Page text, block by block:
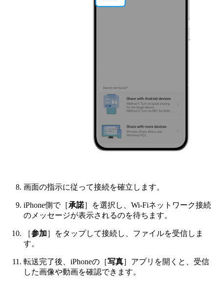
画面の指示に従って接続を確立します。
iPhone側で［承諾］を選択し、Wi-Fiネットワーク接続
のメッセージが表示されるのを待ちます。
［参加］をタップして接続し、ファイルを受信しま
す。
転送完了後、iPhoneの［写真］アプリを開くと、受信
した画像や動画を確認できます。